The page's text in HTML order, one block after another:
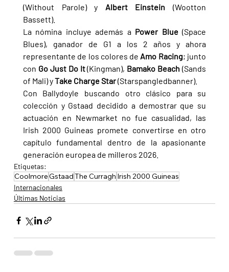
(Without Parole) y Albert Einstein (Wootton
Bassett).
La nómina incluye además a Power Blue (Space
Blues), ganador de G1 a los 2 años y ahora
representante de los colores de Amo Racing; junto
con Go Just Do It (Kingman), Bamako Beach (Sands
of Mali) y Take Charge Star (Starspangledbanner).
Con Ballydoyle buscando otro clásico para su
colección y Gstaad decidido a demostrar que su
actuación en Newmarket no fue casualidad, las
Irish 2000 Guineas promete convertirse en otro
capítulo fundamental dentro de la apasionante
generación europea de milleros 2026.
Etiquetas:
CoolmoreGstaadThe Curragh Irish 2000 Guineas
Internacionales
Últimas Noticias